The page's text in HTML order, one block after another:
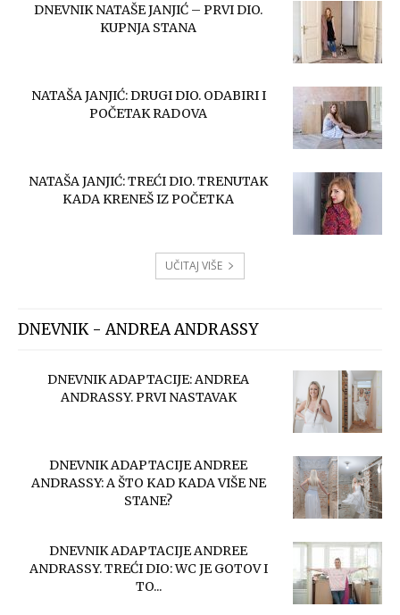
DNEVNIK NATAŠE JANJIĆ – PRVI DIO.
KUPNJA STANA
NATAŠA JANJIĆ: DRUGI DIO. ODABIRI I
POČETAK RADOVA
NATAŠA JANJIĆ: TREĆI DIO. TRENUTAK
KADA KRENEŠ IZ POČETKA
UČITAJ VIŠE
DNEVNIK - ANDREA ANDRASSY
DNEVNIK ADAPTACIJE: ANDREA
ANDRASSY. PRVI NASTAVAK
DNEVNIK ADAPTACIJE ANDREE
ANDRASSY: A ŠTO KAD KADA VIŠE NE
STANE?
DNEVNIK ADAPTACIJE ANDREE
ANDRASSY. TREĆI DIO: WC JE GOTOV I
TO...